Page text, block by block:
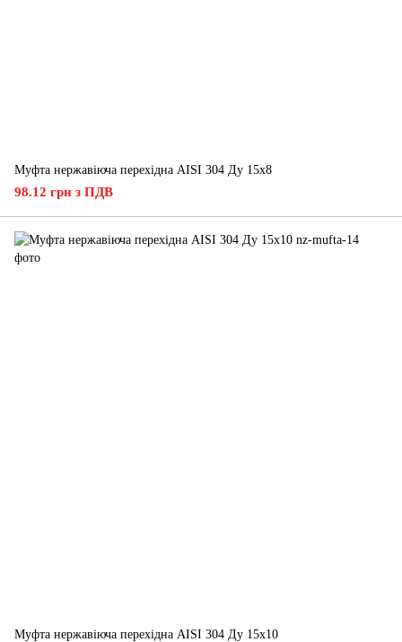
Муфта нержавіюча перехідна AISI 304 Ду 15х8
98.12 грн з ПДВ
Муфта нержавіюча перехідна AISI 304 Ду 15х10